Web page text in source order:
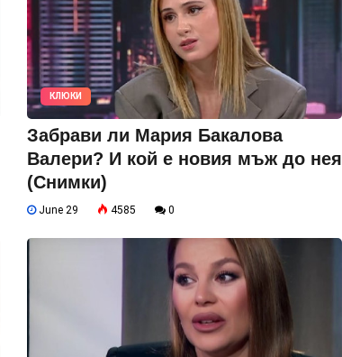
КЛЮКИ
Забрави ли Мария Бакалова
Валери? И кой е новия мъж до нея
(Снимки)
June 29 4585 0